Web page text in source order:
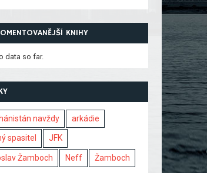
KNIHY
data so far.
navždy arkádie
spasitel JFK
Žamboch Neff Žamboch